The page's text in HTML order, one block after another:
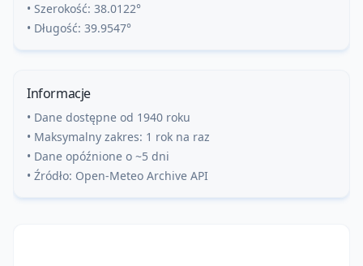
• Szerokość: 38.0122°
• Długość: 39.9547°
Informacje
• Dane dostępne od 1940 roku
• Maksymalny zakres: 1 rok na raz
• Dane opóźnione o ~5 dni
• Źródło: Open-Meteo Archive API